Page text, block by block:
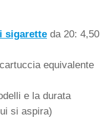
sigarette da 20: 4,50
equivalente
e la durata
si aspira)